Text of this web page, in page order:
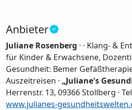
Anbieter
Juliane Rosenberg · · Klang- &
für Kinder & Erwachsene,
Gesundheit: Bemer
Auszeitreisen · „Juliane's
Herrenstr. 13, 09366 Stollberg ·
www.julianes-